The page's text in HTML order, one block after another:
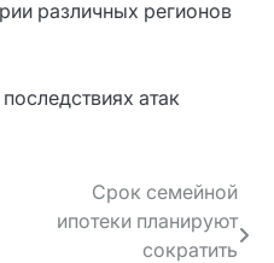
различных регионов
атак
Срок семейной
ипотеки планируют
сократить